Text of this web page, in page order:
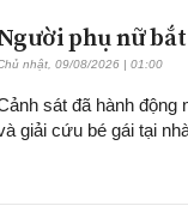
phụ nữ
nhật, 09/08/2026 | 01:00
sát đã hành động
giải cứu bé gái tại